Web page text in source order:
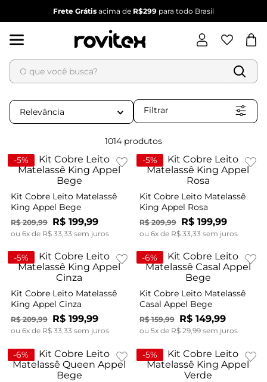
Frete Grátis acima de R$299 para todo Brasil
O que você busca?
Relevância Filtrar
1014 produtos
-5%
Kit Cobre Leito Matelassê
King Appel Bege
R$ 209,99 R$ 199,99
ou 6x de R$ 33 33 sem juros
-5%
Kit Cobre Leito Matelassê
King Appel Rosa
R$ 209,99 R$ 199,99
ou 6x de R$ 33 33 sem juros
-5%
Kit Cobre Leito Matelassê
King Appel Cinza
R$ 209,99 R$ 199,99
ou 6x de R$ 33,33 sem juros
-6%
Kit Cobre Leito Matelassê
Casal Appel Bege
R$ 159,99 R$ 149,99
ou 5x de R$ 29,99sem juros
-6% -5%
Termos mais buscados
1
2º
vestido feminino
4º
dianna
calça feminina
6º conjunto feminino